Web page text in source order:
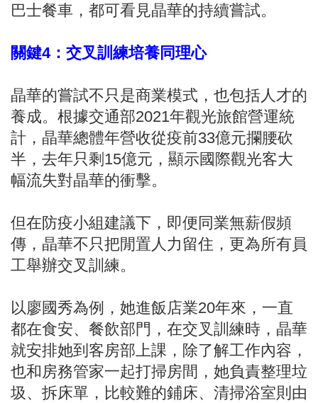
巴士餐車，都可看見晶華的持續嘗試。
關鍵4：交叉訓練培養同理心
晶華的嘗試不只是商業模式，也包括人才的
養成。根據交通部2021年觀光旅館營運統
計，晶華總體年營收從疫前33億元攔腰砍
半，去年只剩15億元，顯示國際觀光客大
幅流失對晶華的衝擊。
但在防疫小組建議下，即便同業無薪假頻
傳，晶華不只把閒置人力留住，更為所有員
工舉辦交叉訓練。
以廖國秀為例，她進飯店業20年來，一直
都在食安、餐飲部門，在交叉訓練時，晶華
就安排她到客房部上課，除了解工作內容，
也和房務管家一起打掃房間，她負責整理垃
圾、拆床單，比較難的鋪床、清掃浴室則由